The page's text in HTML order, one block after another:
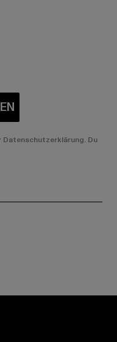
Du